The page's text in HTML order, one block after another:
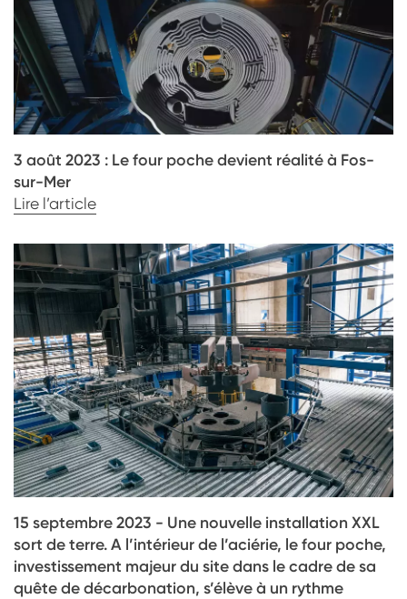
3 août 2023 : Le four poche devient réalité à Fos-
sur-Mer
Lire l’article
15 septembre 2023 - Une nouvelle installation XXL
sort de terre. A l’intérieur de l’aciérie, le four poche,
investissement majeur du site dans le cadre de sa
quête de décarbonation, s’élève à un rythme